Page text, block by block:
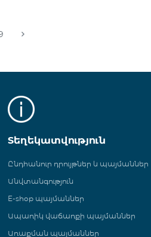
Տեղեկատվություն
Ընդհանուր դրույթներ և պայմաններ
Անվտանգություն
E-shop պայմաններ
Ապառիկ վաճառքի պայմաններ
Առաքման պայմաններ